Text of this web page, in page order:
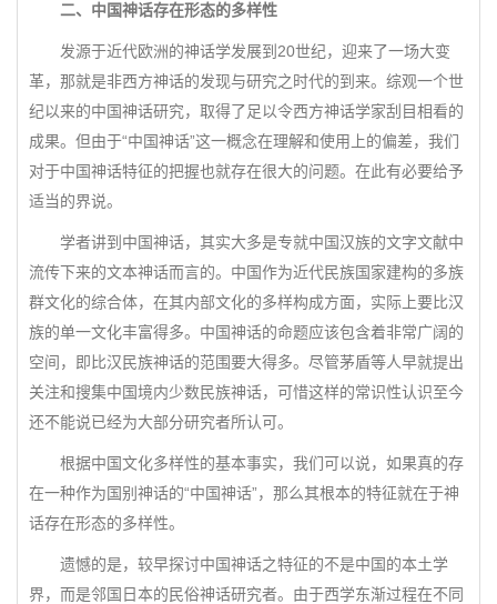
二、中国神话存在形态的多样性
发源于近代欧洲的神话学发展到20世纪，迎来了一场大变
革，那就是非西方神话的发现与研究之时代的到来。综观一个世
纪以来的中国神话研究，取得了足以令西方神话学家刮目相看的
成果。但由于“中国神话”这一概念在理解和使用上的偏差，我们
对于中国神话特征的把握也就存在很大的问题。在此有必要给予
适当的界说。
学者讲到中国神话，其实大多是专就中国汉族的文字文献中
流传下来的文本神话而言的。中国作为近代民族国家建构的多族
群文化的综合体，在其内部文化的多样构成方面，实际上要比汉
族的单一文化丰富得多。中国神话的命题应该包含着非常广阔的
空间，即比汉民族神话的范围要大得多。尽管茅盾等人早就提出
关注和搜集中国境内少数民族神话，可惜这样的常识性认识至今
还不能说已经为大部分研究者所认可。
根据中国文化多样性的基本事实，我们可以说，如果真的存
在一种作为国别神话的“中国神话”，那么其根本的特征就在于神
话存在形态的多样性。
遗憾的是，较早探讨中国神话之特征的不是中国的本土学
界，而是邻国日本的民俗神话研究者。由于西学东渐过程在不同